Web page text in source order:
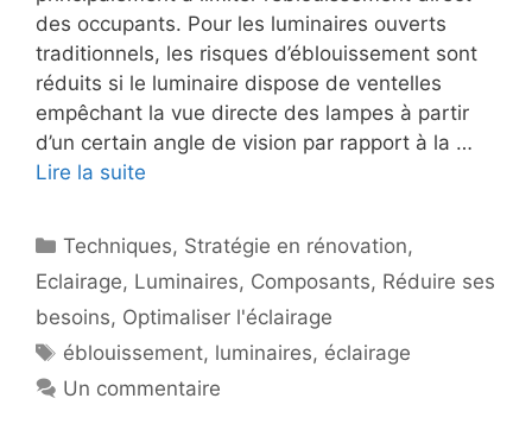
des occupants. Pour les luminaires ouverts
traditionnels, les risques d’éblouissement sont
réduits si le luminaire dispose de ventelles
empêchant la vue directe des lampes à partir
d’un certain angle de vision par rapport à la …
Lire la suite
Catégories
Techniques, Stratégie en rénovation,
Eclairage, Luminaires, Composants, Réduire ses
besoins, Optimaliser l'éclairage
Étiquettes
éblouissement, luminaires, éclairage
Un commentaire